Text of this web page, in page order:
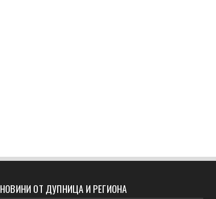
НОВИНИ ОТ ДУПНИЦА И РЕГИОНА